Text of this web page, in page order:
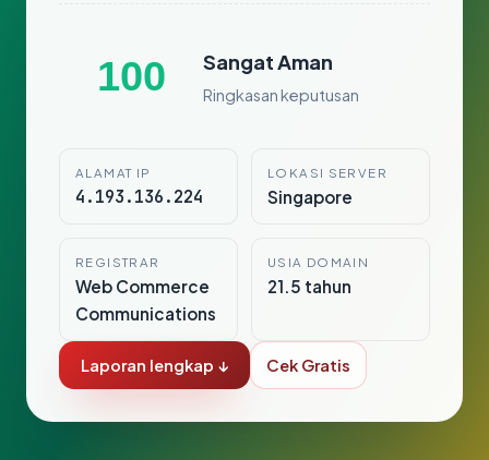
100 Sangat Aman
Ringkasan keputusan
ALAMAT IP
4.193.136.224
LOKASI SERVER
Singapore
REGISTRAR
Web Commerce
Communications
USIA DOMAIN
21.5 tahun
Laporan lengkap ↓ Cek Gratis